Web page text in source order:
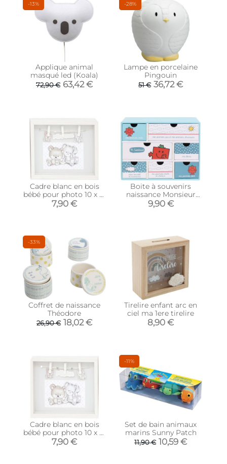
-13%
Applique animal
masqué led (Koala)
72,90 € 63,42 €
-28%
Lampe en porcelaine
Pingouin
51 € 36,72 €
Cadre blanc en bois
bébé pour photo 10 x 15
cm (Petite princesse)
7,90 €
Boite à souvenirs
naissance Monsieur
Madame (M Costaud)
9,90 €
-33%
Coffret de naissance
Théodore
26,90 € 18,02 €
Tirelire enfant arc en
ciel ma 1ere tirelire
8,90 €
Cadre blanc en bois
bébé pour photo 10 x 15
cm (Petit prince)
7,90 €
-11%
Set de bain animaux
marins Sunny Patch
11,90 € 10,59 €